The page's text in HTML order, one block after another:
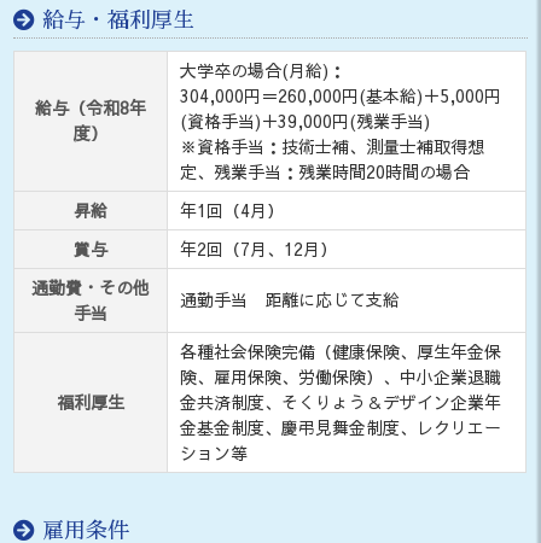
給与・福利厚生
給与（令和8年
度）
大学卒の場合(月給)：
304,000円＝260,000円(基本給)＋5,000円
(資格手当)＋39,000円(残業手当)
※資格手当：技術士補、測量士補取得想
定、残業手当：残業時間20時間の場合
昇給
年1回（4月）
賞与
年2回（7月、12月）
通勤費・その他
手当
通勤手当 距離に応じて支給
福利厚生
各種社会保険完備（健康保険、厚生年金保
険、雇用保険、労働保険）、中小企業退職
金共済制度、そくりょう＆デザイン企業年
金基金制度、慶弔見舞金制度、レクリエー
ション等
雇用条件